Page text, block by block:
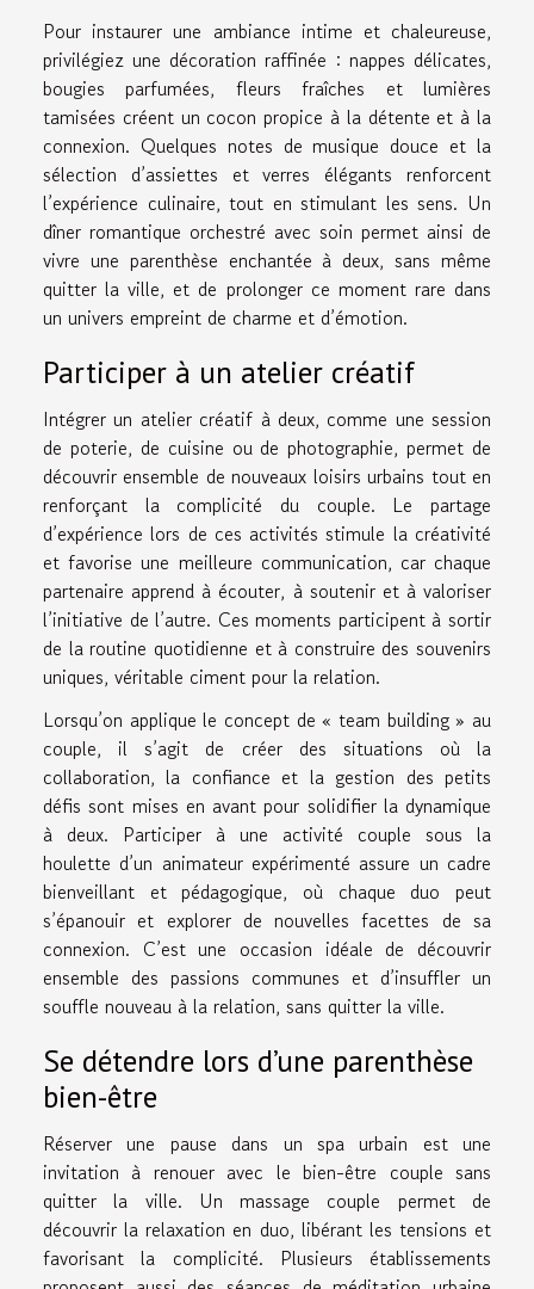
Pour instaurer une ambiance intime et chaleureuse,
privilégiez une décoration raffinée : nappes délicates,
bougies parfumées, fleurs fraîches et lumières
tamisées créent un cocon propice à la détente et à la
connexion. Quelques notes de musique douce et la
sélection d’assiettes et verres élégants renforcent
l’expérience culinaire, tout en stimulant les sens. Un
dîner romantique orchestré avec soin permet ainsi de
vivre une parenthèse enchantée à deux, sans même
quitter la ville, et de prolonger ce moment rare dans
un univers empreint de charme et d’émotion.
Participer à un atelier créatif
Intégrer un atelier créatif à deux, comme une session
de poterie, de cuisine ou de photographie, permet de
découvrir ensemble de nouveaux loisirs urbains tout en
renforçant la complicité du couple. Le partage
d’expérience lors de ces activités stimule la créativité
et favorise une meilleure communication, car chaque
partenaire apprend à écouter, à soutenir et à valoriser
l’initiative de l’autre. Ces moments participent à sortir
de la routine quotidienne et à construire des souvenirs
uniques, véritable ciment pour la relation.
Lorsqu’on applique le concept de « team building » au
couple, il s’agit de créer des situations où la
collaboration, la confiance et la gestion des petits
défis sont mises en avant pour solidifier la dynamique
à deux. Participer à une activité couple sous la
houlette d’un animateur expérimenté assure un cadre
bienveillant et pédagogique, où chaque duo peut
s’épanouir et explorer de nouvelles facettes de sa
connexion. C’est une occasion idéale de découvrir
ensemble des passions communes et d’insuffler un
souffle nouveau à la relation, sans quitter la ville.
Se détendre lors d’une parenthèse
bien-être
Réserver une pause dans un spa urbain est une
invitation à renouer avec le bien-être couple sans
quitter la ville. Un massage couple permet de
découvrir la relaxation en duo, libérant les tensions et
favorisant la complicité. Plusieurs établissements